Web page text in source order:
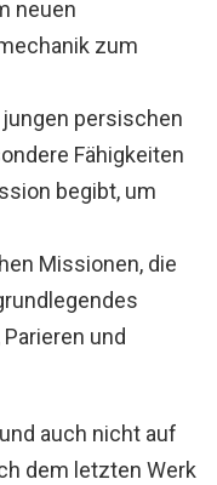
neuen
zum
persischen
Fähigkeiten
begibt, um
Missionen, die
und
auch nicht auf
dem letzten Werk